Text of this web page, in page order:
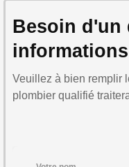
Besoin d'un
Veuillez à bien remplir
plombier qualifié